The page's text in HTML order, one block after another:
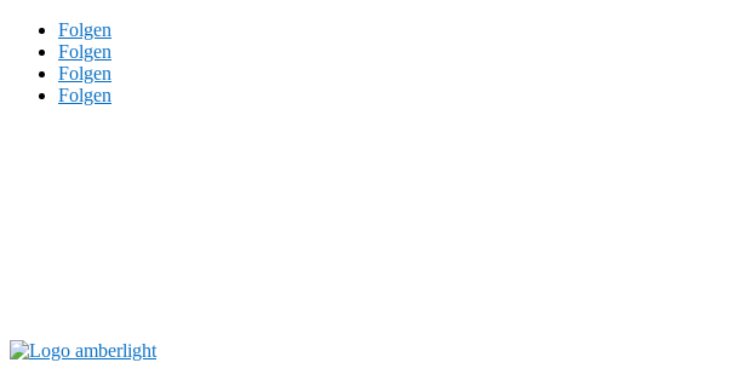
Folgen
Folgen
Folgen
Folgen